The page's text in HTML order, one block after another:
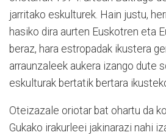
jarritako eskulturek. Hain justu,
hasiko dira aurten Euskotren eta
beraz, hara estropadak ikustera
arraunzaleek aukera izango dute
eskulturak bertatik bertara
Oteizazale oriotar bat ohartu da
Gukako irakurleei jakinarazi nahi